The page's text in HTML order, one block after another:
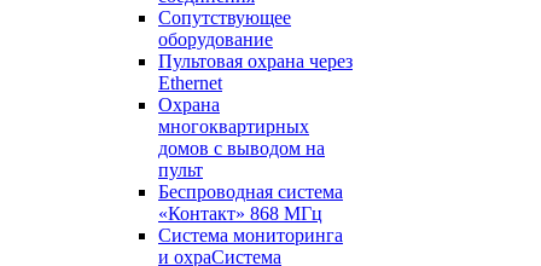
Сопутствующее
оборудование
Пультовая охрана через
Ethernet
Охрана
многоквартирных
домов с выводом на
пульт
Беспроводная система
«Контакт» 868 МГц
Система мониторинга
и охраСистема